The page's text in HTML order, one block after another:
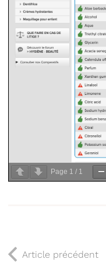
Page 1 / 1
Article précédent